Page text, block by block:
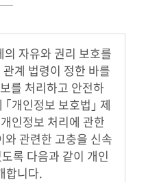
자유와 권리 보호를
계 법령이 정한 바를
를 처리하고 안전하
개인정보 보호법｣ 제
인정보 처리에 관한
관련한 고충을 신속
록 다음과 같이 개인
합니다.